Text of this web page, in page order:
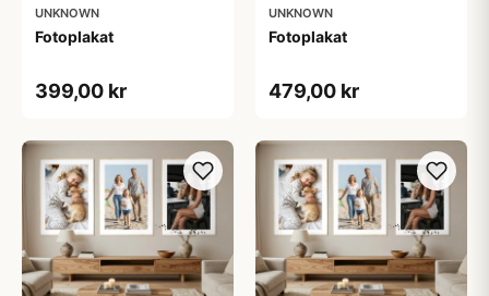
UNKNOWN
Fotoplakat
399,00 kr
UNKNOWN
Fotoplakat
479,00 kr